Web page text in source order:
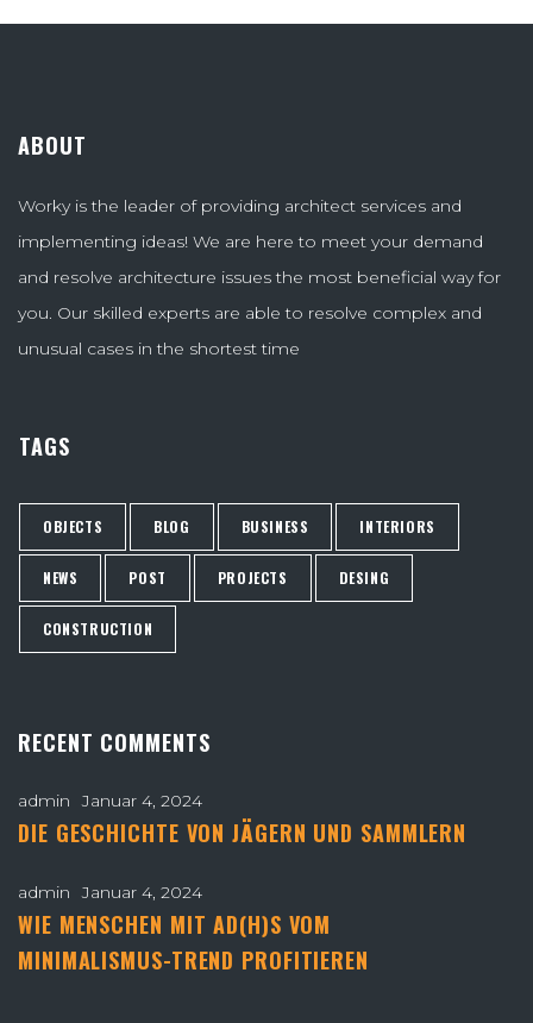
ABOUT
Worky is the leader of providing architect services and
implementing ideas! We are here to meet your demand
and resolve architecture issues the most beneficial way for
you. Our skilled experts are able to resolve complex and
unusual cases in the shortest time
TAGS
OBJECTS BLOG BUSINESS INTERIORS
NEWS POST PROJECTS DESING
CONSTRUCTION
RECENT COMMENTS
admin Januar 4, 2024
DIE GESCHICHTE VON JÄGERN UND SAMMLERN
admin Januar 4, 2024
WIE MENSCHEN MIT AD(H)S VOM
MINIMALISMUS-TREND PROFITIEREN